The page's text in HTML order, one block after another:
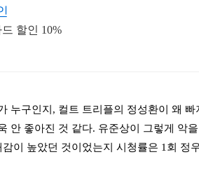
할인 10%
누구인지, 컬트 트리플의 정성환이 왜
안 좋아진 것 같다. 유준상이 그렇게 악
이 높았던 것이었는지 시청률은 1회 정